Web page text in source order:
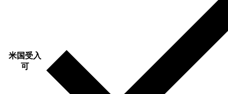
米国受入
可